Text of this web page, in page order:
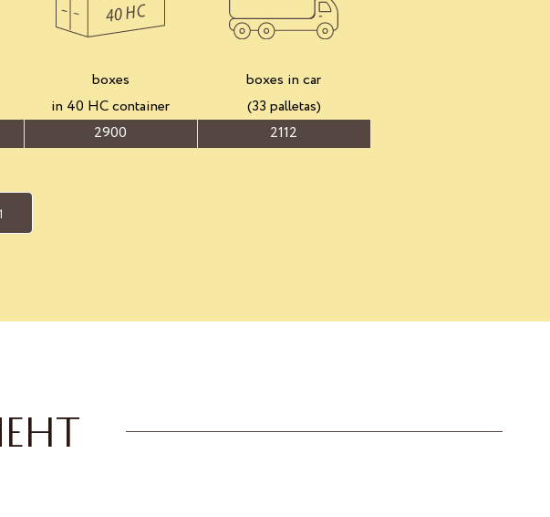
boxes
in 40 HC container
2900
boxes in car
(33 palletas)
2112